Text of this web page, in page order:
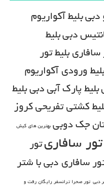
دبیبلیط آکواریوم
دبیبلیط
سافاریبلیط تور
ورودی آکواریوم
بلیط پارک آبی دبیبلیط
کشتی تفریحی کروز
جک دوبی بهترین های کیش
تور سافاریتور
سافاری دبی با شتر
دبی تور صحرا ترانسفر رایگان رفت و